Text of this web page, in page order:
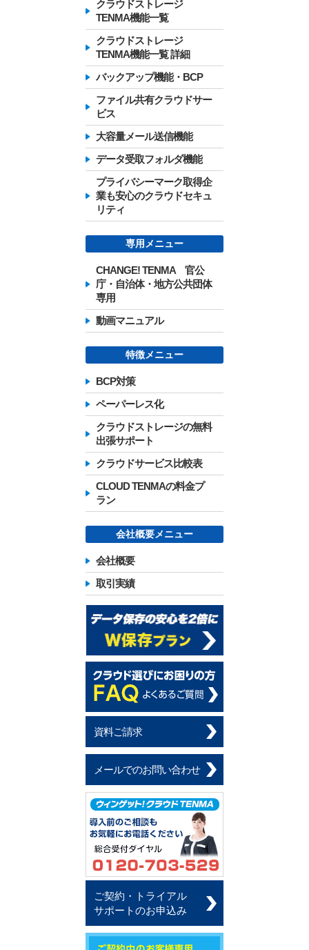
クラウドストレージ
TENMA機能一覧
クラウドストレージ
TENMA機能一覧 詳細
バックアップ機能・BCP
ファイル共有クラウドサー
ビス
大容量メール送信機能
データ受取フォルダ機能
プライバシーマーク取得企
業も安心のクラウドセキュ
リティ
専用メニュー
CHANGE! TENMA 官公
庁・自治体・地方公共団体
専用
動画マニュアル
特徴メニュー
BCP対策
ペーパーレス化
クラウドストレージの無料
出張サポート
クラウドサービス比較表
CLOUD TENMAの料金プ
ラン
会社概要メニュー
会社概要
取引実績
資料ご請求
メールでのお問い合わせ
ご契約・トライアル
サポートのお申込み